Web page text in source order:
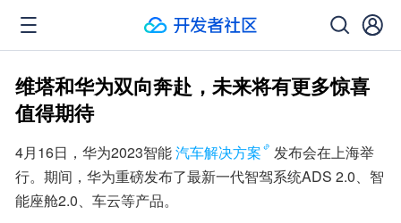
维塔和华为双向奔赴，未来将有更多惊喜
值得期待
4月16日，华为2023智能汽车解决方案
发布会在上海举
行。期间，华为重磅发布了最新一代智驾系统ADS 2.0、智
能座舱2.0、车云等产品。